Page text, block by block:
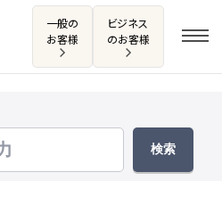
一般の
お客様
ビジネス
のお客様